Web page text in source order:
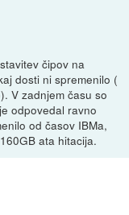
čipov na
dosti ni spremenilo (
V zadnjem času so
odpovedal ravno
od časov IBMa,
ata hitacija.